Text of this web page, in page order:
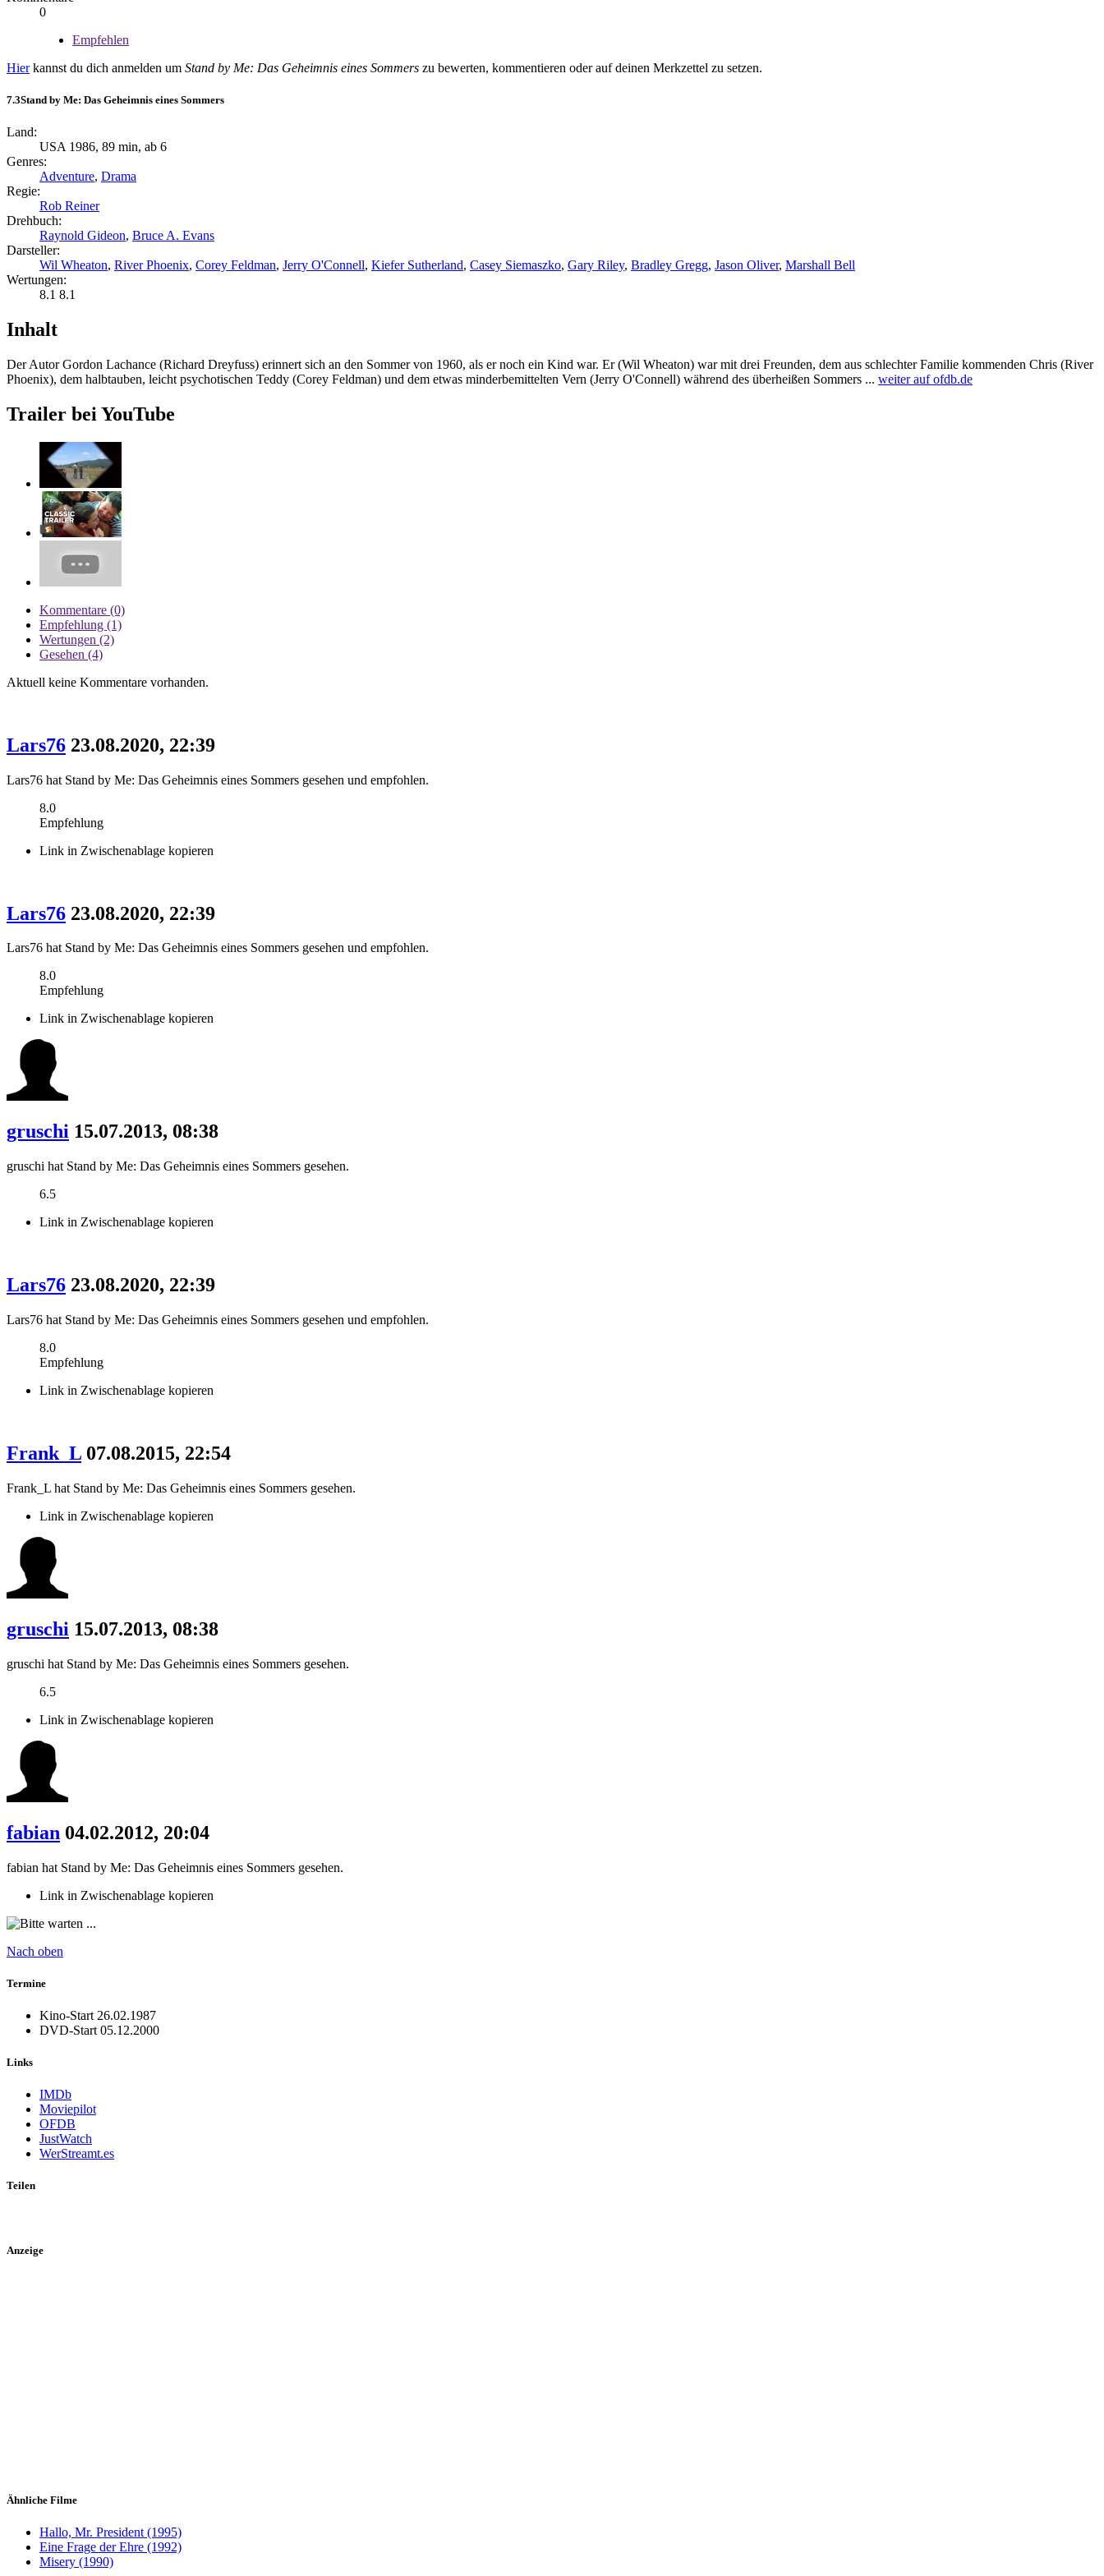
0
Empfehlen
Hierkannst du dich anmelden um Stand by Me: Das Geheimnis eines Sommers zu bewerten, kommentieren oder auf deinen Merkzettel zu setzen.
7.3Stand by Me: Das Geheimnis eines Sommers
Land:
USA 1986, 89 min, ab 6
Genres:
Adventure, Drama
Regie:
Rob Reiner
Drehbuch:
Raynold Gideon, Bruce A. Evans
Darsteller:
Wil Wheaton, River Phoenix, Corey Feldman, Jerry O'Connell, Kiefer Sutherland, Casey Siemaszko, Gary Riley, Bradley Gregg, Jason Oliver, Marshall Bell
Wertungen:
8.1 8.1
Inhalt
Der Autor Gordon Lachance (Richard Dreyfuss) erinnert sich an den Sommer von 1960, als er noch ein Kind war. Er (Wil Wheaton) war mit drei Freunden, dem aus schlechter Familie kommenden Chris (River
Phoenix), dem halbtauben, leicht psychotischen Teddy (Corey Feldman) und dem etwas minderbemittelten Vern (Jerry O'Connell) während des überheißen Sommers ... weiter auf ofdb.de
Trailer bei YouTube
Kommentare (0)
Empfehlung (1)
Wertungen (2)
Gesehen (4)
Aktuell keine Kommentare vorhanden.
Lars76 23.08.2020, 22:39
Lars76 hat Stand by Me: Das Geheimnis eines Sommers gesehen und empfohlen.
8.0
Empfehlung
Link in Zwischenablage kopieren
Lars76 23.08.2020, 22:39
Lars76 hat Stand by Me: Das Geheimnis eines Sommers gesehen und empfohlen.
8.0
Empfehlung
Link in Zwischenablage kopieren
gruschi 15.07.2013, 08:38
gruschi hat Stand by Me: Das Geheimnis eines Sommers gesehen.
6.5
Link in Zwischenablage kopieren
Lars76 23.08.2020, 22:39
Lars76 hat Stand by Me: Das Geheimnis eines Sommers gesehen und empfohlen.
8.0
Empfehlung
Link in Zwischenablage kopieren
Frank_L 07.08.2015, 22:54
Frank_L hat Stand by Me: Das Geheimnis eines Sommers gesehen.
Link in Zwischenablage kopieren
gruschi 15.07.2013, 08:38
gruschi hat Stand by Me: Das Geheimnis eines Sommers gesehen.
6.5
Link in Zwischenablage kopieren
fabian 04.02.2012, 20:04
fabian hat Stand by Me: Das Geheimnis eines Sommers gesehen.
Link in Zwischenablage kopieren
Nach oben
Termine
Kino-Start 26.02.1987
DVD-Start 05.12.2000
Links
IMDb
Moviepilot
OFDB
JustWatch
WerStreamt.es
Teilen
Anzeige
Ähnliche Filme
Hallo, Mr. President (1995)
Eine Frage der Ehre (1992)
Misery (1990)